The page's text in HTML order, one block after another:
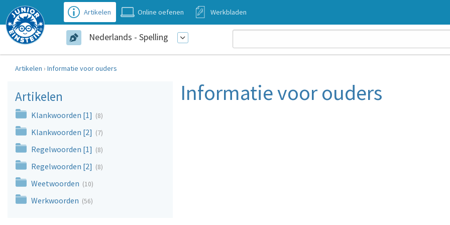
Artikelen Online oefenen Werkbladen
Nederlands - Spelling
Artikelen › Informatie voor ouders
Artikelen
Klankwoorden [1] (8)
Klankwoorden [2] (7)
Regelwoorden [1] (8)
Regelwoorden [2] (8)
Weetwoorden (10)
Werkwoorden (56)
Informatie voor ouders